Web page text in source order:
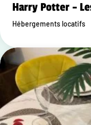
Harry Potter –
Hébergements locatifs